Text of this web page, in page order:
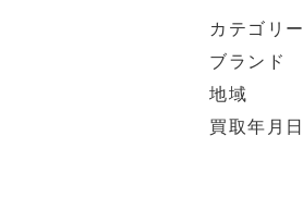
カテゴリー
ブランド
地域
買取年月日